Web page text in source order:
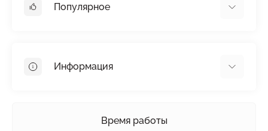
Популярное
Пенопласт
Информация
Время работы